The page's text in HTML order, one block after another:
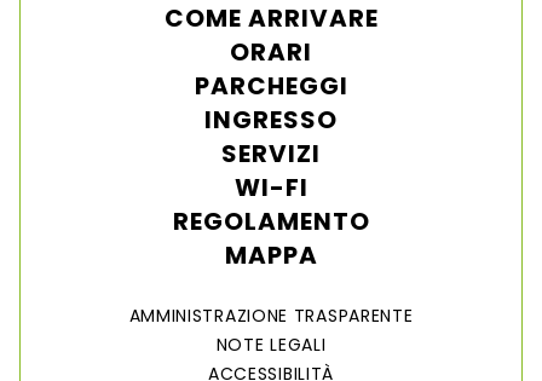
COME ARRIVARE
ORARI
PARCHEGGI
INGRESSO
SERVIZI
WI-FI
REGOLAMENTO
MAPPA
AMMINISTRAZIONE TRASPARENTE
NOTE LEGALI
ACCESSIBILITÀ